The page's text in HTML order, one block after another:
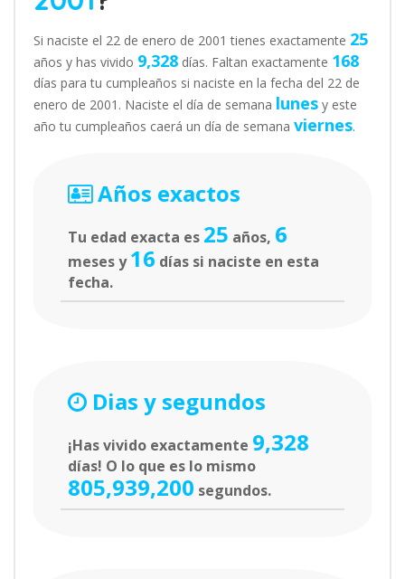
Si naciste el 22 de enero de 2001 tienes exactamente 25
años y has vivido 9,328 días. Faltan exactamente 168
días para tu cumpleaños si naciste en la fecha del 22 de
enero de 2001. Naciste el día de semana lunes y este
año tu cumpleaños caerá un día de semana viernes.
Años exactos
Tu edad exacta es 25 años, 6
meses y16 días si naciste en esta
fecha.
Dias y segundos
¡Has vivido exactamente 9,328
días! O lo que es lo mismo
805,939,200 segundos.